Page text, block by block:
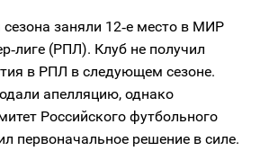
заняли 12‑е место в МИР
(РПЛ). Клуб не получил
в РПЛ в следующем сезоне.
апелляцию, однако
Российского футбольного
первоначальное решение в силе.